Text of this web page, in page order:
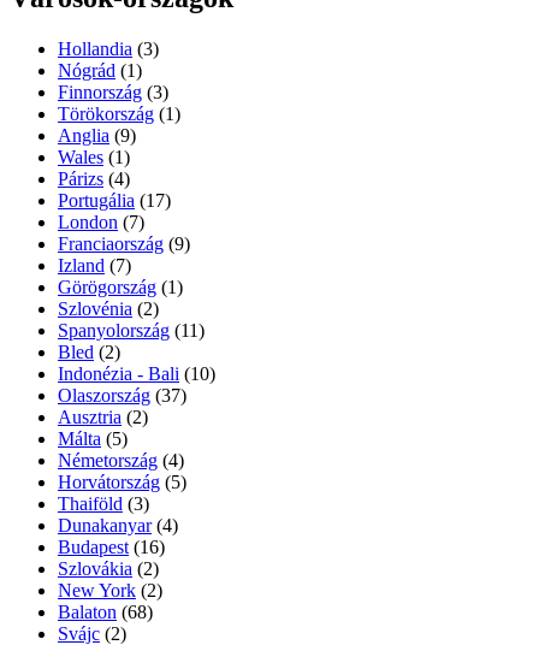
Hollandia (3)
Nógrád (1)
Finnország (3)
Törökország (1)
Anglia (9)
Wales (1)
Párizs (4)
Portugália (17)
London (7)
Franciaország (9)
Izland (7)
Görögország (1)
Szlovénia (2)
Spanyolország (11)
Bled (2)
Indonézia - Bali (10)
Olaszország (37)
Ausztria (2)
Málta (5)
Németország (4)
Horvátország (5)
Thaiföld (3)
Dunakanyar (4)
Budapest (16)
Szlovákia (2)
New York (2)
Balaton (68)
Svájc (2)